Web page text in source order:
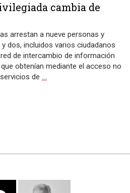
cambia de
arrestan a nueve personas y
dos, incluidos varios ciudadanos
de intercambio de información
obtenían mediante el acceso no
de …